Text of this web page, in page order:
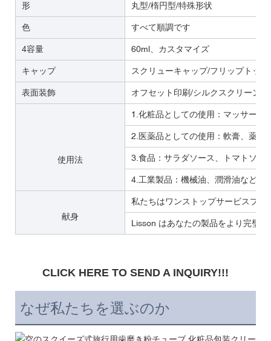
形 丸型/楕円型/特殊形状
色 すべて順調です
4容量 60ml、カスタマイズ
キャップ スクリューキャップ/フリップトッ
表面装飾 オフセット印刷/シルクスクリーン
使用法
1.化粧品としての使用：マッサージ
2.医薬品としての使用：軟膏、薬用
3.食品：サラダソース、トマトソー
4.工業製品：機械油、潤滑油など
献身
私たちはワンストップサービスプ
Lisson はあなたの製品をより完璧
なぜ私たちを選ぶのか